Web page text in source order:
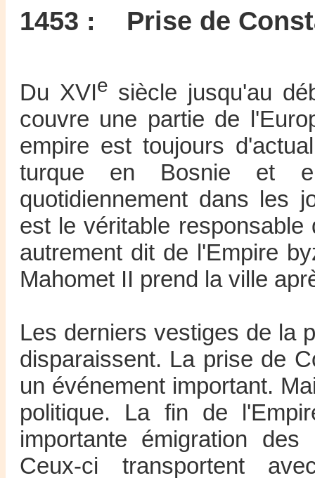
1453 : Prise de
Du XVIe siècle jusqu'au
couvre une partie de
empire est toujours
turque en Bosnie et
quotidiennement dans les
est le véritable
autrement dit de l'Empire
Mahomet II prend la ville
Les derniers vestiges de la
disparaissent. La prise de
un événement important.
politique. La fin de
importante émigration
Ceux-ci transportent